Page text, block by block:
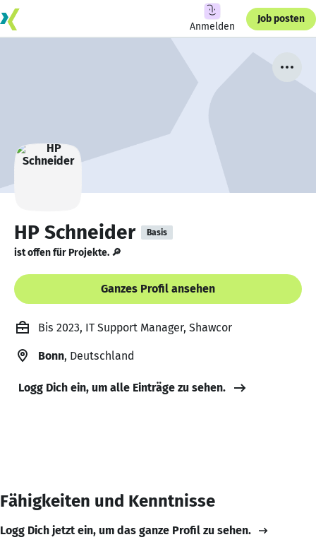
Anmelden
Job posten
HP Schneider Basis
ist offen für Projekte. 🔎
Ganzes Profil ansehen
Bis 2023, IT Support Manager, Shawcor
Bonn, Deutschland
Logg Dich ein, um alle Einträge zu sehen.
Fähigkeiten und Kenntnisse
Logg Dich jetzt ein, um das ganze Profil zu sehen.